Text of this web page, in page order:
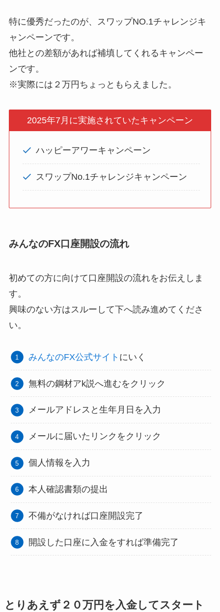
特に優秀だったのが、スワップNO.1チャレンジキ
ャンペーンです。
他社との差額があれば補填してくれるキャンペー
ンです。
※実際には２万円ちょっともらえました。
2025年7月に実施されていたキャンペーン
ハッピーアワーキャンペーン
スワップNo.1チャレンジキャンペーン
みんなのFX口座開設の流れ
初めての方に向けて口座開設の流れをお伝えしま
す。
興味のない方はスルーして下へ読み進めてくださ
い。
みんなのFX公式サイト にいく
無料の鋼材アk説へ進むをクリック
メールアドレスと生年月日を入力
メールに届いたリンクをクリック
個人情報を入力
本人確認書類の提出
不備がなければ口座開設完了
開設した口座に入金をすれば準備完了
とりあえず２０万円を入金してスタート